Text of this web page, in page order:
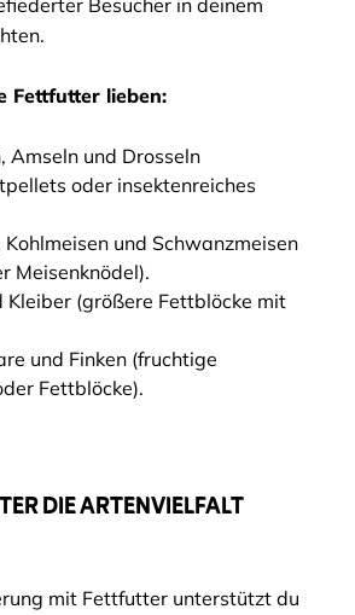
Besucher in deinem
Fettfutter lieben:
Amseln und Drosseln
oder insektenreiches
Kohlmeisen und Schwanzmeisen
Meisenknödel).
Kleiber (größere Fettblöcke mit
und Finken (fruchtige
Fettblöcke).
DIE ARTENVIELFALT
mit Fettfutter unterstützt du